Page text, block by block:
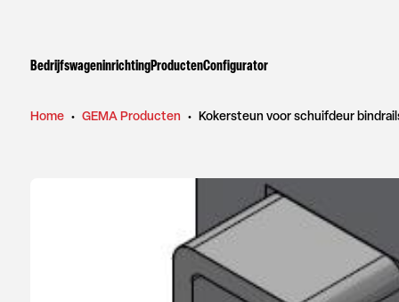
BedrijfswageninrichtingProductenConfigurator
Home • GEMA Producten • Kokersteun voor schuifdeur